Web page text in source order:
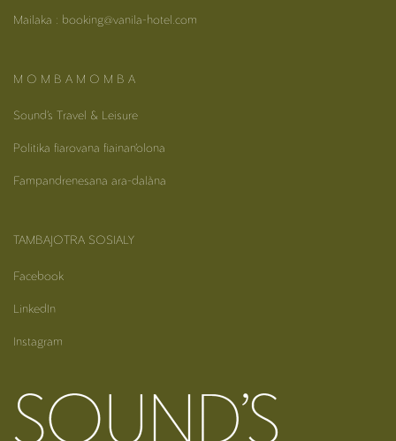
Mailaka : booking@vanila-hotel.com
M O M B A M O M B A
Sound’s Travel & Leisure
Politika fiarovana fiainan’olona
Fampandrenesana ara-dalàna
TAMBAJOTRA SOSIALY
Facebook
LinkedIn
Instagram